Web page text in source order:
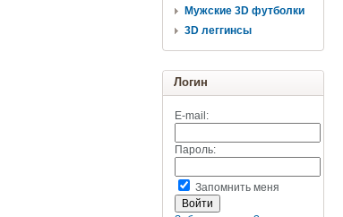
Мужские 3D футболки
3D леггинсы
Логин
E-mail:
Пароль:
Запомнить меня